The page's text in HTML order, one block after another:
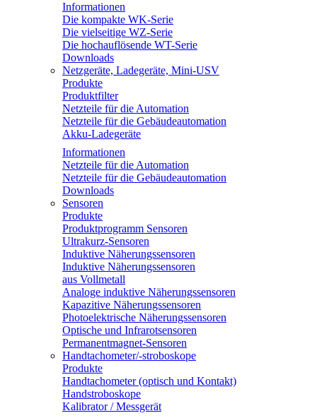
Informationen
Die kompakte WK-Serie
Die vielseitige WZ-Serie
Die hochauflösende WT-Serie
Downloads
Netzgeräte, Ladegeräte, Mini-USV
Produkte
Produktfilter
Netzteile für die Automation
Netzteile für die Gebäudeautomation
Akku-Ladegeräte
Informationen
Netzteile für die Automation
Netzteile für die Gebäudeautomation
Downloads
Sensoren
Produkte
Produktprogramm Sensoren
Ultrakurz-Sensoren
Induktive Näherungssensoren
Induktive Näherungssensoren
aus Vollmetall
Analoge induktive Näherungssensoren
Kapazitive Näherungssensoren
Photoelektrische Näherungssensoren
Optische und Infrarotsensoren
Permanentmagnet-Sensoren
Handtachometer/-stroboskope
Produkte
Handtachometer (optisch und Kontakt)
Handstroboskope
Kalibrator / Messgerät